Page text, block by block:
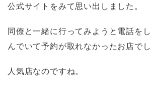
公式サイトをみて思い出しました。
同僚と一緒に行ってみようと電話を
んでいて予約が取れなかったお店でし
人気店なのですね。